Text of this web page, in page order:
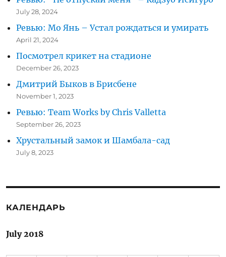
July 28, 2024
Ревью: Мо Янь – Устал рождаться и умирать
April 21, 2024
Посмотрел крикет на стадионе
December 26, 2023
Дмитрий Быков в Брисбене
November 1, 2023
Ревью: Team Works by Chris Valletta
September 26, 2023
Хрустальный замок и Шамбала-сад
July 8, 2023
КАЛЕНДАРЬ
July 2018